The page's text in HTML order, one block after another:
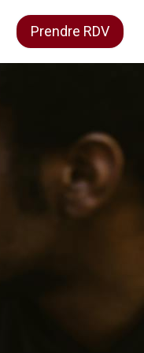
Prendre RDV